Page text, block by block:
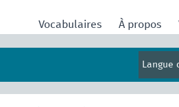
Vocabulaires À propos
Langue